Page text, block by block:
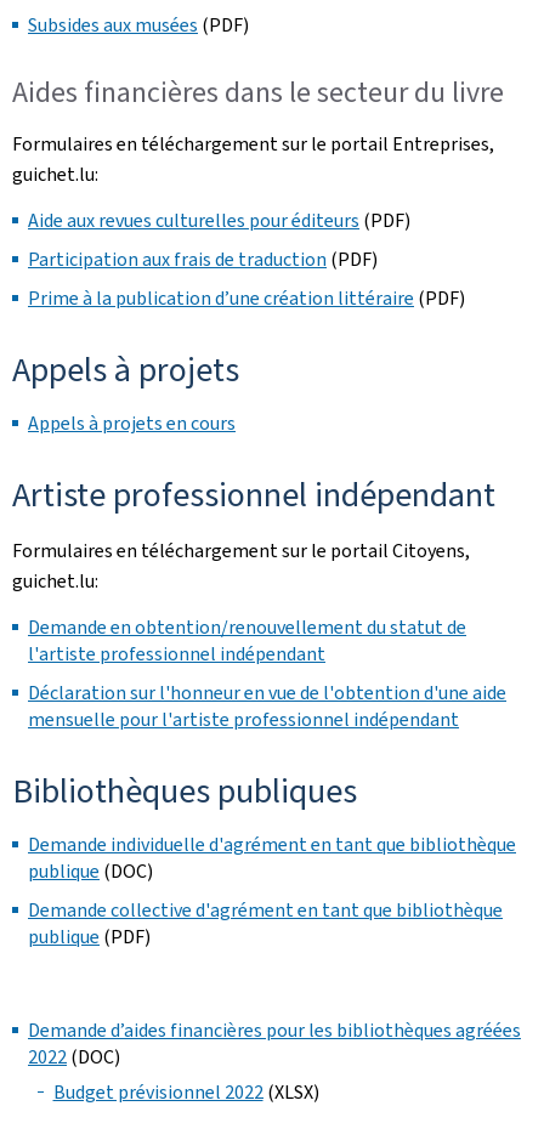
Subsides aux musées (PDF)
Aides financières dans le secteur du livre
Formulaires en téléchargement sur le portail Entreprises,
guichet.lu:
Aide aux revues culturelles pour éditeurs (PDF)
Participation aux frais de traduction (PDF)
Prime à la publication d’une création littéraire (PDF)
Appels à projets
Appels à projets en cours
Artiste professionnel indépendant
Formulaires en téléchargement sur le portail Citoyens,
guichet.lu:
Demande en obtention/renouvellement du statut de
l'artiste professionnel indépendant
Déclaration sur l'honneur en vue de l'obtention d'une aide
mensuelle pour l'artiste professionnel indépendant
Bibliothèques publiques
Demande individuelle d'agrément en tant que bibliothèque
publique (DOC)
Demande collective d'agrément en tant que bibliothèque
publique (PDF)
Demande d’aides financières pour les bibliothèques agréées
2022(DOC)
Budget prévisionnel 2022(XLSX)